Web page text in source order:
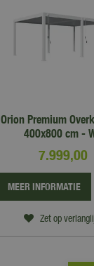
Orion Premium
400x800 cm -
7.999,00
Zet op
MEER INFORMATIE